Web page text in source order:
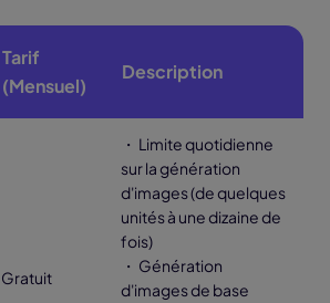
Tarif
(Mensuel)
Description
Gratuit
・ Limite quotidienne
sur la génération
d'images (de quelques
unités à une dizaine de
fois)
・ Génération
d'images de base